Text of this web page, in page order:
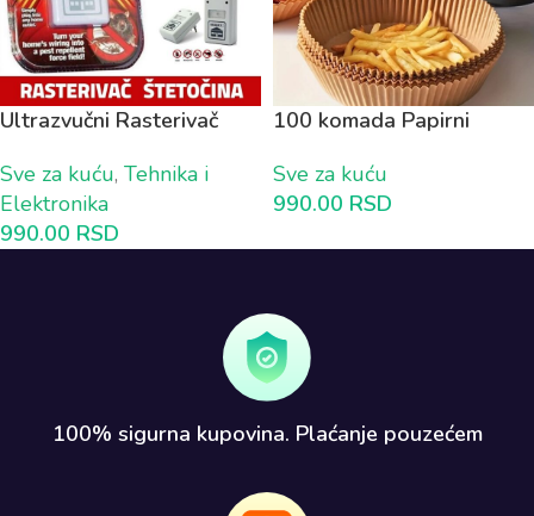
Ultrazvučni Rasterivač
Sve za kuću, Tehnika i
Elektronika
990.00 RSD
100 komada Papirni
Sve za kuću
990.00 RSD
100% sigurna kupovina. Plaćanje pouzećem​